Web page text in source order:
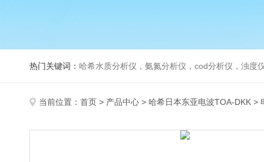
热门关键词： 哈希水质分析仪，氨氮分析仪，cod分析仪，浊度
当前位置： 首页 > 产品中心 > 哈希日本东亚电波TOA-DKK >